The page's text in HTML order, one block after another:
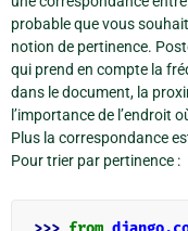
probable que vous
notion de pertinence.
qui prend en compte la
dans le document, la
l’importance de l’endroit
Plus la correspondance
Pour trier par pertinence :